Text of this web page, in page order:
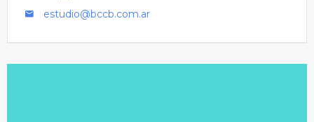
estudio@bccb.com.ar